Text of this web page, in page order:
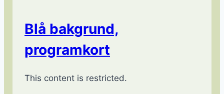
Blå bakgrund,
programkort
This content is restricted.